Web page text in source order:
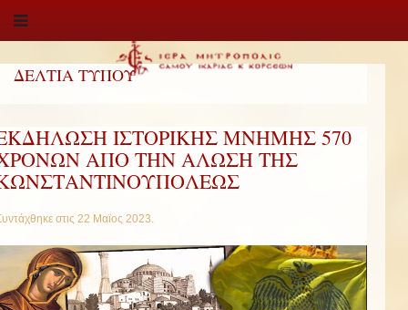
ΔΕΛΤΙΑ ΤΥΠΟΥ
ΙΣΤΟΡΙΚΗΣ ΜΝΗΜΗΣ 570
ΑΠΟ ΤΗΝ ΑΛΩΣΗ ΤΗΣ
στις 22 Μαϊος 2023.